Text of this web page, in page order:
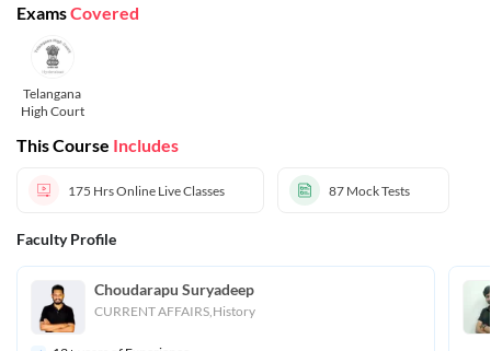
ExamsCovered
Telangana
High Court
This Course Includes
175 HrsOnline Live Classes 87 Mock Tests
Faculty Profile
Choudarapu Suryadeep
CURRENT AFFAIRS,History